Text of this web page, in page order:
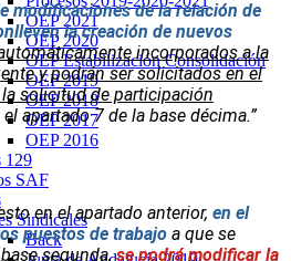
OEP 2021
OEP 2020
OEP Estabilización Consolidación
OEP 2019
OEP 2018
OEP 2017
OEP 2016
129
SAF
Sindicales
Back
modificaciones de la relación de
la creación de nuevos
incorporados a la
y podrán ser solicitados en el
solicitud de participación
apartado 7 de la base décima.”
en el apartado anterior, en el
puestos de trabajo a que se
segunda,se podrá modificar la